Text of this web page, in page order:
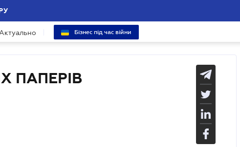
Актуально Бізнес під час війни
ПАПЕРІВ